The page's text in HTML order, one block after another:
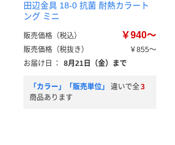
田辺金具 18-0 抗菌 耐熱カラート
ング ミニ
販売価格（税込） ￥940～
販売価格（税抜き）
￥855～
お届け日
： 8月21日（金）まで
「カラー」「販売単位」 違いで全3
商品あります